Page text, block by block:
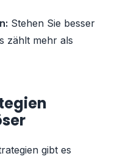
Stehen Sie besser
zählt mehr als
gibt es